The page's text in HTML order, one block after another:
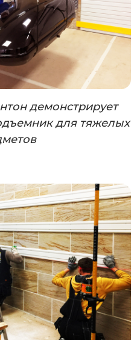
демонстрирует
для тяжелых